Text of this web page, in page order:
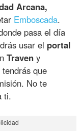
Arcana,
Emboscada.
pasa el día
usar el portal
Traven y
que
No te
ti.